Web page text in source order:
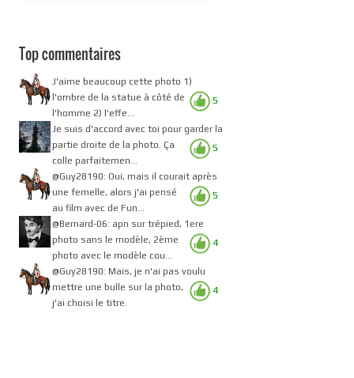
Top commentaires
5
J'aime beaucoup cette photo 1)
l'ombre de la statue à côté de
l'homme 2) l'effe...
5
Je suis d'accord avec toi pour garder la
partie droite de la photo. Ça
colle parfaitemen...
5
@Guy28190: Oui, mais il courait après
une femelle, alors j'ai pensé
au film avec de Fun...
4
@Bernard-06: apn sur trépied, 1ere
photo sans le modèle, 2ème
photo avec le modèle cou...
4
@Guy28190: Mais, je n'ai pas voulu
mettre une bulle sur la photo,
j'ai choisi le titre.